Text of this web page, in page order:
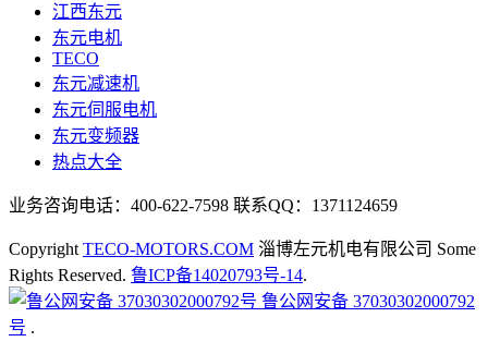
江西东元
东元电机
TECO
东元减速机
东元伺服电机
东元变频器
热点大全
业务咨询电话：400-622-7598 联系QQ：1371124659
Copyright TECO-MOTORS.COM 淄博左元机电有限公司 Some
Rights Reserved. 鲁ICP备14020793号-14.
鲁公网安备 37030302000792
号 .